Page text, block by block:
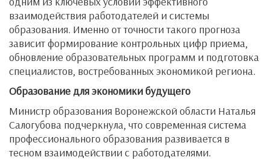
взаимодействия работодателей и системы
образования. Именно от точности такого прогноза
зависит формирование контрольных цифр приема,
обновление образовательных программ и подготовка
специалистов, востребованных экономикой региона.
Образование для экономики будущего
Министр образования Воронежской области Наталья
Салогубова подчеркнула, что современная система
профессионального образования развивается в
тесном взаимодействии с работодателями.